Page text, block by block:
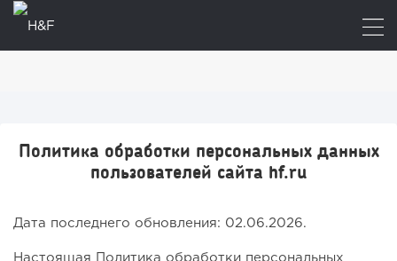
Политика обработки персональных данных
пользователей сайта hf.ru
Дата последнего обновления: 02.06.2026.
Настоящая Политика обработки персональных